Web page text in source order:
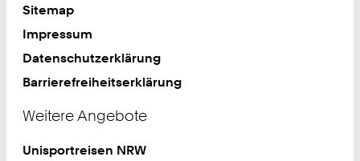
Sitemap
Impressum
Datenschutzerklärung
Barrierefreiheitserklärung
Weitere Angebote
Unisportreisen NRW